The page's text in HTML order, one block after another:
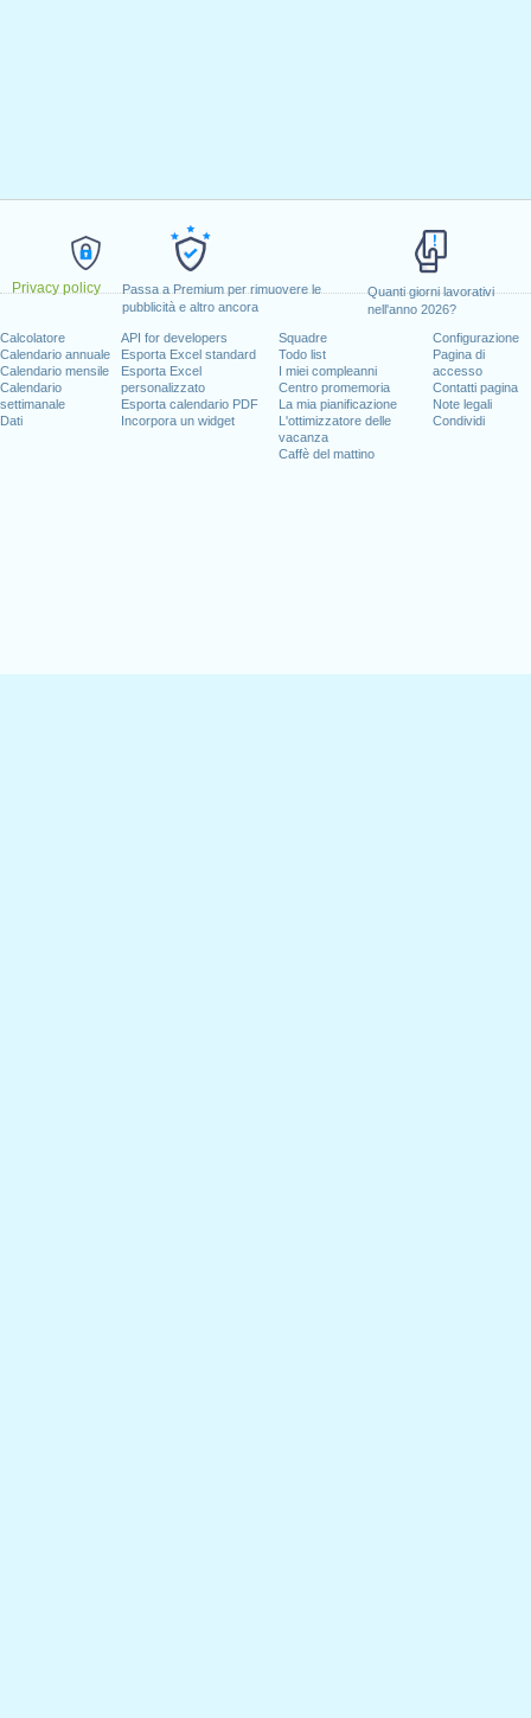
Privacy policy
Passa a Premium per rimuovere le
pubblicità e altro ancora
Quanti giorni lavorativi
nell'anno 2026?
Calcolatore
Calendario annuale
Calendario mensile
Calendario
settimanale
Dati
API for developers
Esporta Excel standard
Esporta Excel
personalizzato
Esporta calendario PDF
Incorpora un widget
Squadre
Todo list
I miei compleanni
Centro promemoria
La mia pianificazione
L'ottimizzatore delle
vacanza
Caffè del mattino
Configurazione
Pagina di
accesso
Contatti pagina
Note legali
Condividi